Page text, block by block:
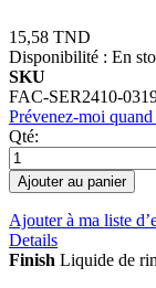
15,58 TND
Disponibilité : En
SKU
FAC-SER2410-
Prévenez-moi
Qté:
Ajouter au panier
Ajouter à ma liste
Details
Finish Liquide de